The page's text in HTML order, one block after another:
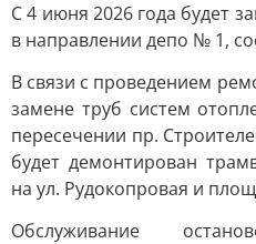
С 4 июня 2026 года будет
в направлении депо № 1,
В связи с проведением
замене труб систем
пересечении пр.
будет демонтирован
на ул. Рудокопровая и
Обслуживание